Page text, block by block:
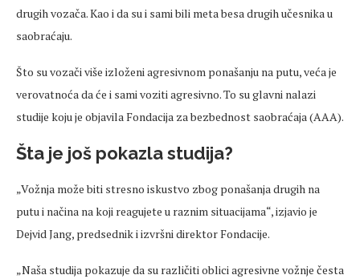
drugih vozača. Kao i da su i sami bili meta besa drugih učesnika u
saobraćaju.
Što su vozači više izloženi agresivnom ponašanju na putu, veća je
verovatnoćada će i sami voziti agresivno. To su glavni nalazi
studije koju je objavila Fondacija zabezbednost saobraćaja (AAA).
Šta je još pokazlastudija?
„Vožnja može biti stresno iskustvo zbog ponašanja drugih na
putu i načina na koji reagujete u raznim situacijama“, izjavio je
Dejvid Jang, predsedniki izvršni direktor Fondacije.
„Naša studija pokazuje da su različiti oblici agresivne vožnje česta